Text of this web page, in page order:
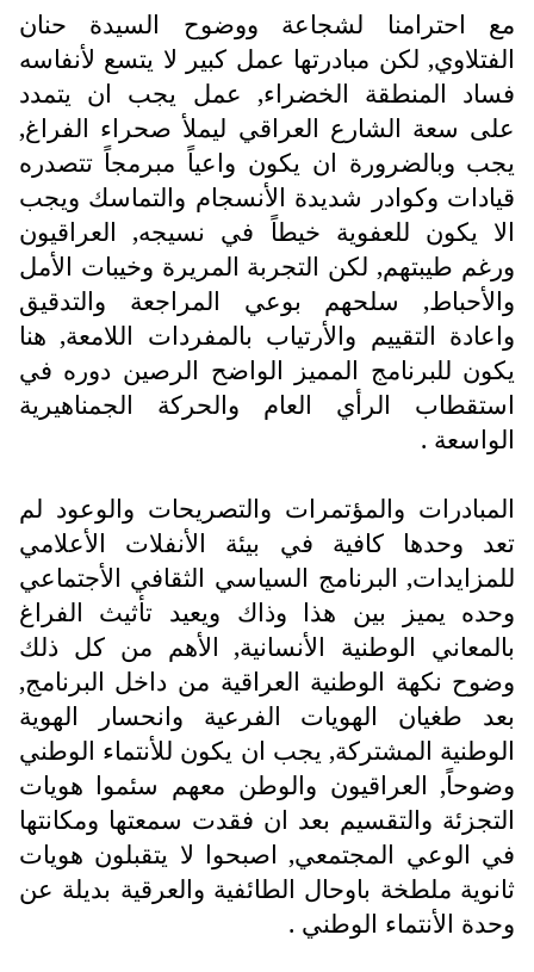
مع احترامنا لشجاعة ووضوح السيدة حنان
الفتلاوي, لكن مبادرتها عمل كبير لا يتسع لأنفاسه
فساد المنطقة الخضراء, عمل يجب ان يتمدد
على سعة الشارع العراقي ليملأ صحراء الفراغ,
يجب وبالضرورة ان يكون واعياً مبرمجاً تتصدره
قيادات وكوادر شديدة الأنسجام والتماسك ويجب
الا يكون للعفوية خيطاً في نسيجه, العراقيون
ورغم طيبتهم, لكن التجربة المريرة وخيبات الأمل
والأحباط, سلحهم بوعي المراجعة والتدقيق
واعادة التقييم والأرتياب بالمفردات اللامعة, هنا
يكون للبرنامج المميز الواضح الرصين دوره في
استقطاب الرأي العام والحركة الجمناهيرية
الواسعة .
المبادرات والمؤتمرات والتصريحات والوعود لم
تعد وحدها كافية في بيئة الأنفلات الأعلامي
للمزايدات, البرنامج السياسي الثقافي الأجتماعي
وحده يميز بين هذا وذاك ويعيد تأثيث الفراغ
بالمعاني الوطنية الأنسانية, الأهم من كل ذلك
وضوح نكهة الوطنية العراقية من داخل البرنامج,
بعد طغيان الهويات الفرعية وانحسار الهوية
الوطنية المشتركة, يجب ان يكون للأنتماء الوطني
وضوحاً, العراقيون والوطن معهم سئموا هويات
التجزئة والتقسيم بعد ان فقدت سمعتها ومكانتها
في الوعي المجتمعي, اصبحوا لا يتقبلون هويات
ثانوية ملطخة باوحال الطائفية والعرقية بديلة عن
وحدة الأنتماء الوطني .